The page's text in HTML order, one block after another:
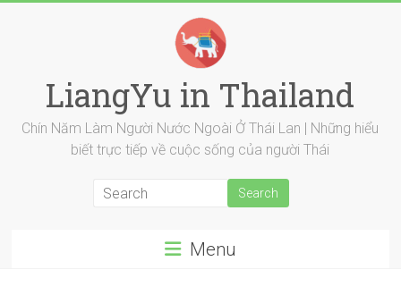
LiangYu in Thailand
Chín Năm Làm Người Nước Ngoài Ở Thái Lan | Những hiểu
biết trực tiếp về cuộc sống của người Thái
Menu